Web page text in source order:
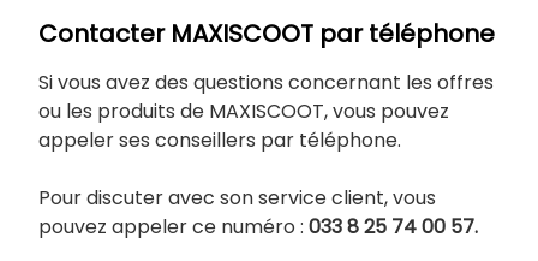
Contacter MAXISCOOT par téléphone
Si vous avez des questions concernant les offres
ou les produits de MAXISCOOT, vous pouvez
appeler ses conseillers par téléphone.
Pour discuter avec son service client, vous
pouvez appeler ce numéro : 033 8 25 74 00 57.